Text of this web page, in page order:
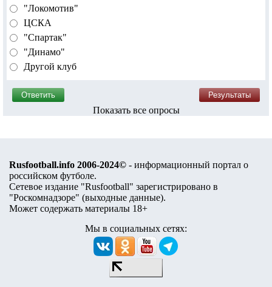
"Локомотив"
ЦСКА
"Спартак"
"Динамо"
Другой клуб
Показать все опросы
Rusfootball.info 2006-2024© - информационный портал о
российском футболе.
Сетевое издание "Rusfootball" зарегистрировано в
"Роскомнадзоре" (выходные данные).
Может содержать материалы 18+
Мы в социальных сетях: